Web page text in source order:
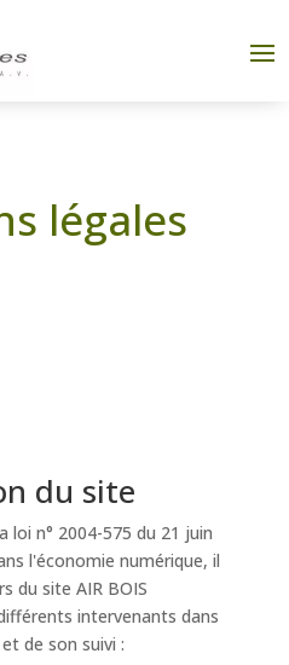
légales
du site
loi n° 2004-575 du 21 juin
l'économie numérique, il
du site AIR BOIS
intervenants dans
de son suivi :